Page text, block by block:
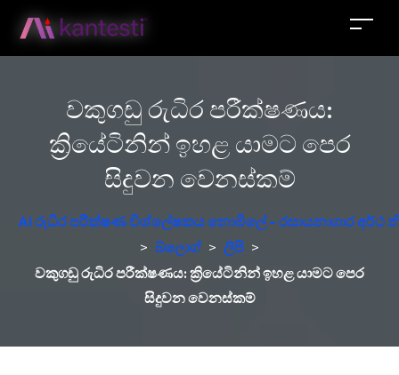
වකුගඩු රුධිර පරීක්ෂණය:
ක්‍රියේටිනින් ඉහළ යාමට පෙර
සිදුවන වෙනස්කම්
AI රුධිර පරීක්ෂණ විශ්ලේෂකය නොමිලේ - රසායනාගාර අර්ථ
> බ්ලොග් > ලිපි >
වකුගඩු රුධිර පරීක්ෂණය: ක්‍රියේටිනින් ඉහළ යාමට පෙර
සිදුවන වෙනස්කම්